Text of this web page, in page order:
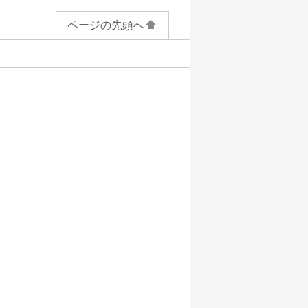
ページの先頭へ